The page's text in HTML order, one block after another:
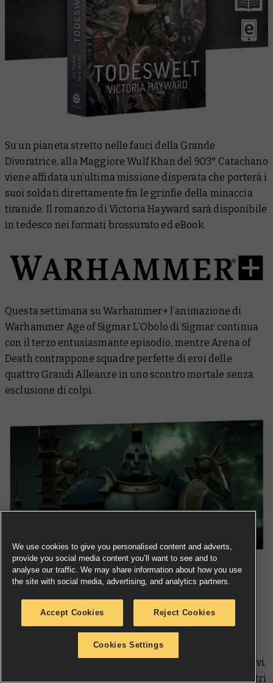
Su un pianeta stretto nelle fauci della Grande
Divoratrice, alla Maggiore Wulf Khan del 903° Catachano
viene affidata un’ultima missione disperata che porterà i
suoi soldati direttamente fra le grinfie della minaccia
tiranide. Il romanzo di Victoria Hayward sarà disponibile
in tedesco nei formati brossurato ed eBook.
Questa settimana su Warhammer+ l’animazione di
Warhammer Age of SigmarL’Obolo di Sigmar continua
con il terzo entusiasmante episodio, mentre Arena of
Death contrappone squadre perfette di eroi delle
quattro Grandi Alleanze in uno scontro mortale senza
esclusione di colpi.
IntantoTale of Four Painters, la nostra serie a tema
Eresia, continua con una nuova puntata nella quale gli
ospiti parlano di cosa hanno imparato nelle prime
partite e di come ciò ha influenzato i successivi
ampliamenti a 2.000 punti. InfineLoremasters
omaggio a Settra l’Imperituro, Re dei Re, Terrore dei Vivi,
Signore della Terra, Monarca del Cielo e centinaia di altri
We use cookies to give you personalised content and adverts,
provide you social media content you’ll want to see and to
analyse our traffic. We may share information about how you use
the site with social media, advertising, and analytics partners.
Accept Cookies Reject Cookies
Cookies Settings